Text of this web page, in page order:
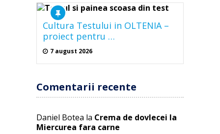
Cultura Testului in OLTENIA –
proiect pentru …
7 august 2026
Comentarii recente
Daniel Botea la Crema de dovlecei la
Miercurea fara carne